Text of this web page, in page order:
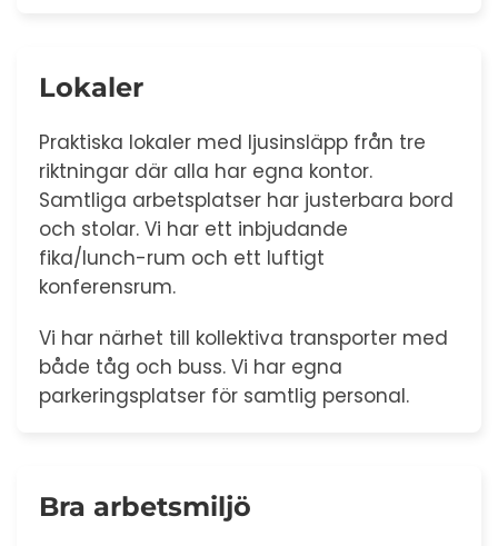
Lokaler
Praktiska lokaler med ljusinsläpp från tre
riktningar där alla har egna kontor.
Samtliga arbetsplatser har justerbara bord
och stolar. Vi har ett inbjudande
fika/lunch-rum och ett luftigt
konferensrum.
Vi har närhet till kollektiva transporter med
både tåg och buss. Vi har egna
parkeringsplatser för samtlig personal.
Bra arbetsmiljö